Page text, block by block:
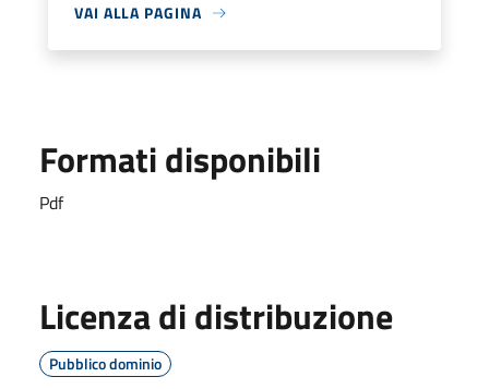
VAI ALLA PAGINA
Formati disponibili
Pdf
Licenza di distribuzione
Pubblico dominio